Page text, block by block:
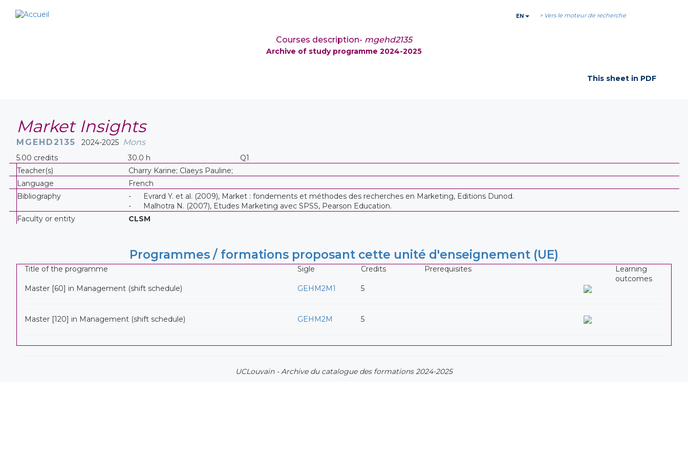
EN > Vers le moteur de recherche
Courses description- mgehd2135
Archive of study programme 2024-2025
This sheet in PDF
Market Insights
MGEHD2135 2024-2025 Mons
5.00 credits 30.0 h
Q1
Teacher(s)
Charry Karine; Claeys Pauline;
Language
French
Bibliography
- Evrard Y. et al. (2009), Market : fondements et méthodes des recherches en Marketing, Editions Dunod.
- Malhotra N. (2007), Etudes Marketing avec SPSS, Pearson Education.
Faculty or entity
CLSM
Programmes / formations proposant cette unité d'enseignement (UE)
Title of the programme Sigle Credits Prerequisites
Learning
outcomes
Master [60] in Management (shift schedule)
GEHM2M1 5
Master [120] in Management (shift schedule) GEHM2M 5
UCLouvain - Archive du catalogue des formations 2024-2025